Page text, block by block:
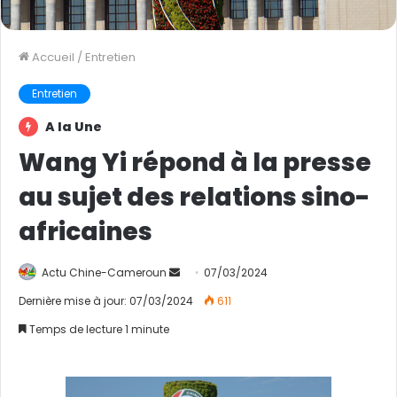
Accueil / Entretien
Entretien
A la Une
Wang Yi répond à la presse
au sujet des relations sino-
africaines
Actu Chine-Cameroun
n
e
07/03/2024
Dernière mise à jour: 07/03/2024
611
Temps de lecture 1 minute